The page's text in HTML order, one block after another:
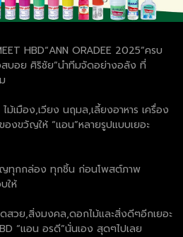
HBD“ANN ORADEE 2025”ครบ
บอย ศิริชัย”นำทีมจัดอย่างอลัง ที่
เมือง,เวียง นฤมล,เลี้ยงอาหาร เครื่อง
งขวัญให้ “แอน”หลายรูปแบบเยอะ
ญทุกกล่อง ทุกชิ้น ก่อนโพสต์ภาพ
ให้
สวย,สิ่งมงคล,ดอกไม้และสิ่งดีๆอีกเยอะ
“แอน อรดี”นั่นเอง สุดๆไปเลย